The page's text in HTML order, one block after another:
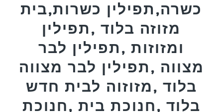
כשרה,תפילין כשרות,בית
מזוזה בלוד ,תפילין
ומזוזות ,תפילין לבר
מצווה ,תפילין לבר מצווה
בלוד ,מזוזוה לבית חדש
בלוד ,חנוכת בית ,חנוכת